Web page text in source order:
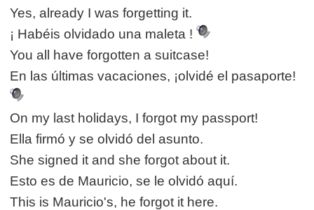
Yes, already I was forgetting it.
¡ Habéis olvidado una maleta !
You all have forgotten a suitcase!
En las últimas vacaciones, ¡olvidé el pasaporte!
On my last holidays, I forgot my passport!
Ella firmó y se olvidó del asunto.
She signed it and she forgot about it.
Esto es de Mauricio, se le olvidó aquí.
This is Mauricio's, he forgot it here.